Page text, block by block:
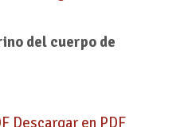
del cuerpo de
Descargar en PDF